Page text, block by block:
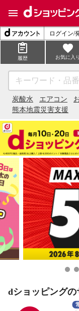
ログイン/
履歴 お気に入り
炭酸水 エアコン
熊本地震災害支援
dショッピングの